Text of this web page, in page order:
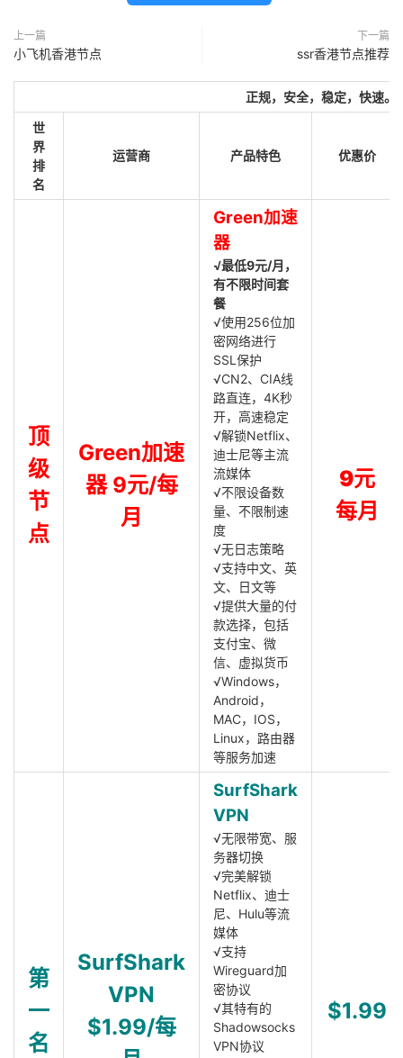
上一篇
小飞机香港节点
下一篇
ssr香港节点推荐
正规，安全，稳定，快速。
世
界
排
名
运营商 产品特色 优惠价
顶
级
节
点
Green加速
器 9元/每
月
Green加速
器
√最低9元/月，
有不限时间套
餐
√使用256位加
密网络进行
SSL保护
√CN2、CIA线
路直连，4K秒
开，高速稳定
√解锁Netflix、
迪士尼等主流
流媒体
√不限设备数
量、不限制速
度
√无日志策略
√支持中文、英
文、日文等
√提供大量的付
款选择，包括
支付宝、微
信、虚拟货币
√Windows，
Android，
MAC，IOS，
Linux，路由器
等服务加速
9元
每月
第
一
名
SurfShark
VPN
$1.99/每
SurfShark
VPN
√无限带宽、服
务器切换
√完美解锁
Netflix、迪士
尼、Hulu等流
媒体
√支持
Wireguard加
密协议
√其特有的
Shadowsocks
VPN协议
$1.99